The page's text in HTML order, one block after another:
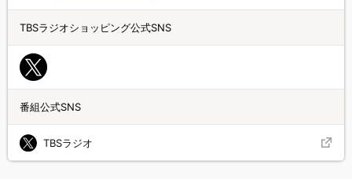
TBSラジオショッピング公式SNS
番組公式SNS
TBSラジオ